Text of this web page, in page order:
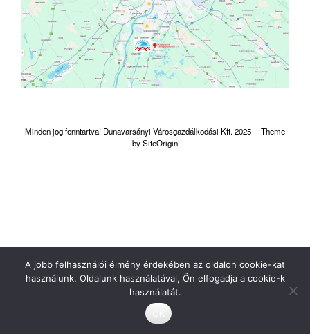
Minden jog fenntartva! Dunavarsányi Városgazdálkodási Kft. 2025
Theme
bySiteOrigin
A jobb felhasználói élmény érdekében az oldalon cookie-kat
használunk. Oldalunk használatával, Ön elfogadja a cookie-k
használatát.